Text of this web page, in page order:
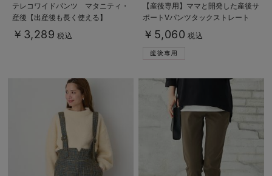
テレコワイドパンツ マタニティ・
産後【出産後も長く使える】
Rosemadame（ローズマダム）
￥3,289 税込
【産後専用】ママと開発した産後サ
ポートVパンツタックストレート
￥5,060 税込